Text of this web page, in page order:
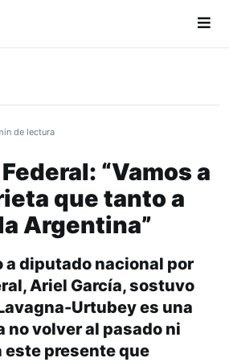
de lectura
“Vamos a
que tanto a
Argentina”
a diputado nacional por
Ariel García, sostuvo
Urtubey es una
no volver al pasado ni
este presente que